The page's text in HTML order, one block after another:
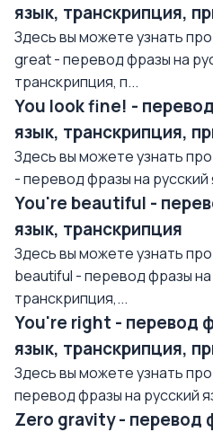
язык, транскрипция,
Здесь вы можете узнать
great - перевод фразы на
транскрипция, п...
You look fine! -
язык, транскрипция,
Здесь вы можете узнать
- перевод фразы на русский
You're beautiful -
язык, транскрипция
Здесь вы можете узнать
beautiful - перевод фразы на
транскрипция,...
You're right - перевод
язык, транскрипция,
Здесь вы можете узнать
перевод фразы на русский
Zero gravity - перевод